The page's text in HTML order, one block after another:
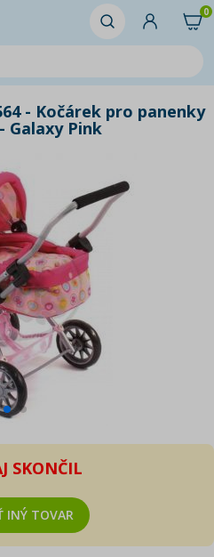
0
- Kočárek pro panenky
Galaxy Pink
SKONČIL
INÝ TOVAR